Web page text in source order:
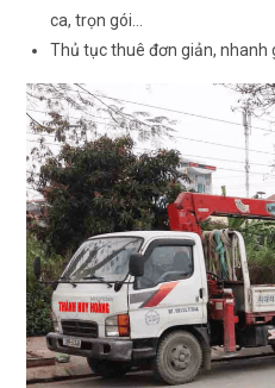
ca, trọn gói…
Thủ tục thuê đơn giản, nhanh